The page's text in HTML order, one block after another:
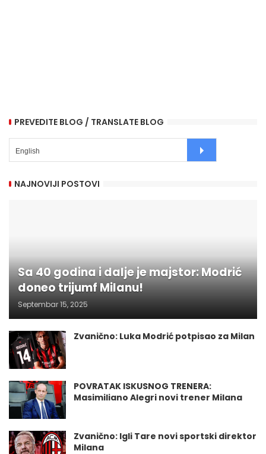
PREVEDITE BLOG / TRANSLATE BLOG
NAJNOVIJI POSTOVI
Sa 40 godina i dalje je majstor: Modrić
doneo trijumf Milanu!
Septembar 15, 2025
Zvanično: Luka Modrić potpisao za Milan
POVRATAK ISKUSNOG TRENERA:
Masimiliano Alegri novi trener Milana
Zvanično: Igli Tare novi sportski direktor
Milana